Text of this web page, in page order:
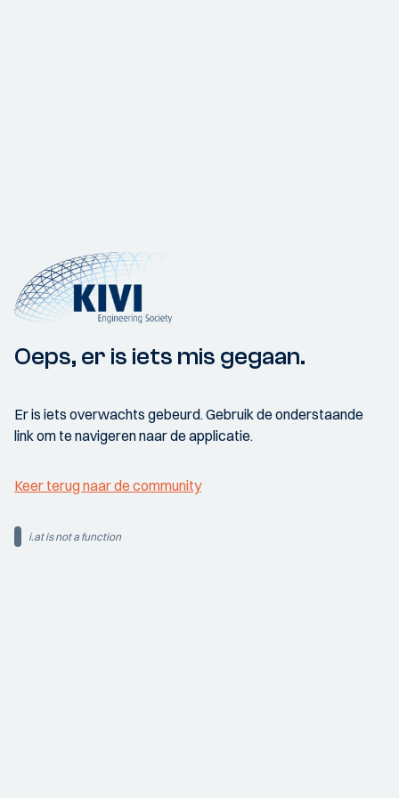
Oeps, er is iets mis gegaan.
Er is iets overwachts gebeurd. Gebruik de onderstaande
link om te navigeren naar de applicatie.
Keer terug naar de community
i.at is not a function